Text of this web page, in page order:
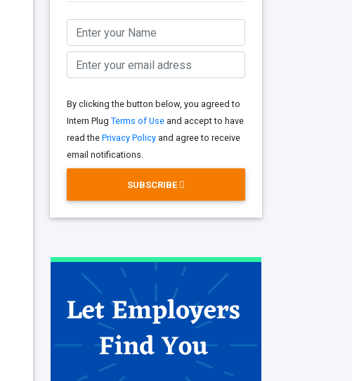
By clicking the button below, you agreed to
Intern Plug Terms of Useand accept to have
read the Privacy Policyand agree to receive
email notifications.
SUBSCRIBE